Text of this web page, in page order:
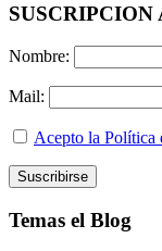
Nombre:
Mail:
Acepto la Política
Temas el Blog